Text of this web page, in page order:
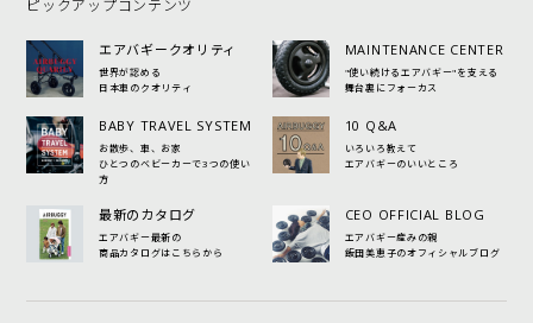
ピックアップコンテンツ
エアバギークオリティ
世界が認める
日本車のクオリティ
MAINTENANCE CENTER
"使い続けるエアバギー"を支える
舞台裏にフォーカス
BABY TRAVEL SYSTEM
お散歩、車、お家
ひとつのベビーカーで3つの使い
方
10 Q&A
いろいろ教えて
エアバギーのいいところ
最新のカタログ
エアバギー最新の
商品カタログはこちらから
CEO OFFICIAL BLOG
エアバギー産みの親
飯田美恵子のオフィシャルブログ